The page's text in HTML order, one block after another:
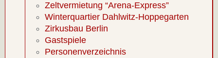
Zeltvermietung “Arena-Express”
Winterquartier Dahlwitz-Hoppegarten
Zirkusbau Berlin
Gastspiele
Personenverzeichnis